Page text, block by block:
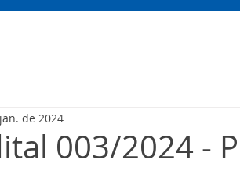
003/2024 -
de 2024